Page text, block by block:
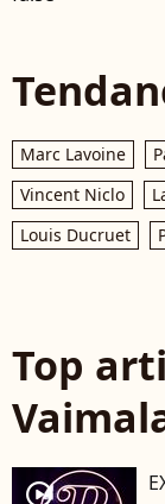
Marc Lavoine
Vincent Niclo
Louis Ducruet
Top
player2